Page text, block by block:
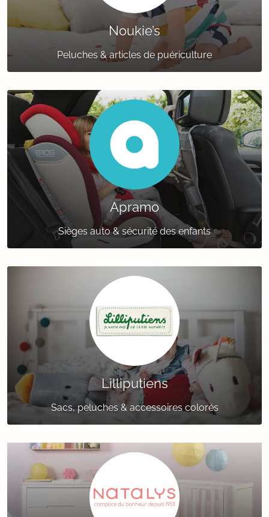
Noukie’s
Peluches & articles de puériculture
Apramo
Sièges auto & sécurité des enfants
Lilliputiens
Sacs, peluches & accessoires colorés